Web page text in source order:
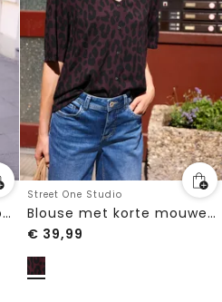
3/4 mouw blouse met ronde hals en knopen
Street One Studio
Blouse met korte mouwen, V-hals en luipaardprint
€ 39,99